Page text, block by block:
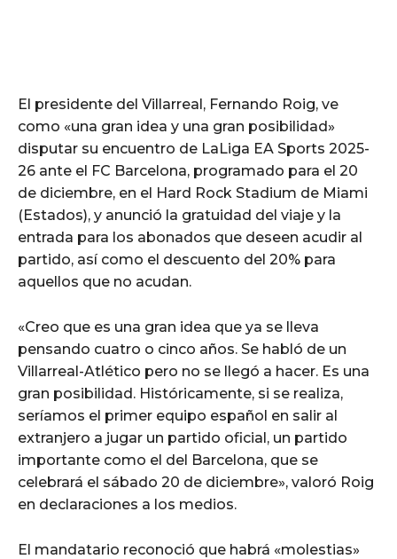
El presidente del Villarreal, Fernando Roig, ve
como «una gran idea y una gran posibilidad»
disputar su encuentro de LaLiga EA Sports 2025-
26 ante el FC Barcelona, programado para el 20
de diciembre, en el Hard Rock Stadium de Miami
(Estados), y anunció la gratuidad del viaje y la
entrada para los abonados que deseen acudir al
partido, así como el descuento del 20% para
aquellos que no acudan.
«Creo que es una gran idea que ya se lleva
pensando cuatro o cinco años. Se habló de un
Villarreal-Atlético pero no se llegó a hacer. Es una
gran posibilidad. Históricamente, si se realiza,
seríamos el primer equipo español en salir al
extranjero a jugar un partido oficial, un partido
importante como el del Barcelona, que se
celebrará el sábado 20 de diciembre», valoró Roig
en declaraciones a los medios.
El mandatario reconoció que habrá «molestias»